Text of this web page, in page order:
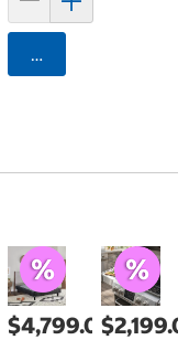
Agregar
$4,799.00